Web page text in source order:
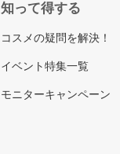
知って得する
コスメの疑問を解決！
イベント特集一覧
モニターキャンペーン